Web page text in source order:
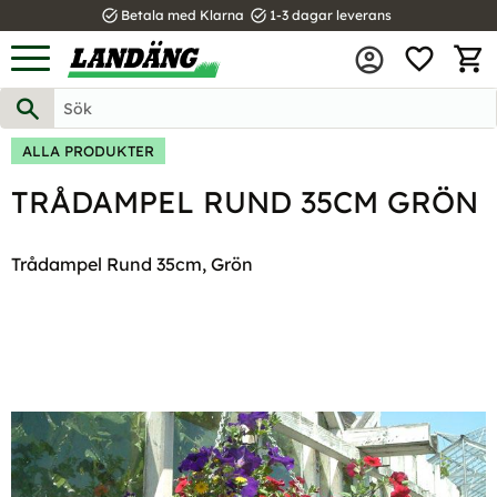
Meny
task_alt Betala med Klarna task_alt 1-3 dagar leverans
ALLA PRODUKTER
TRÅDAMPEL RUND 35CM GRÖN
Trådampel Rund 35cm, Grön